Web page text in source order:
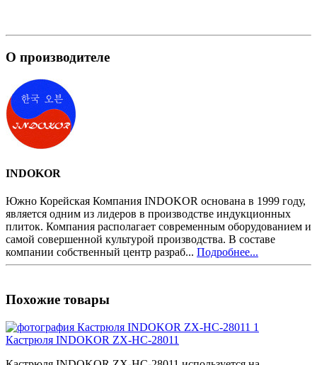
О производителе
INDOKOR
Южно Корейская Компания INDOKOR основана в 1999 году,
является одним из лидеров в производстве индукционных
плиток. Компания располагает современным оборудованием и
самой совершенной культурой производства. В составе
компании собственный центр разраб... Подробнее...
Похожие товары
Кастрюля INDOKOR ZX-HC-28011